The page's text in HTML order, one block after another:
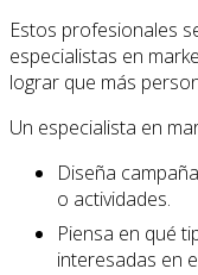
Estos profesionales
especialistas en
lograr que más
Un especialista en
Diseña
o actividades.
Piensa en qué
interesadas en